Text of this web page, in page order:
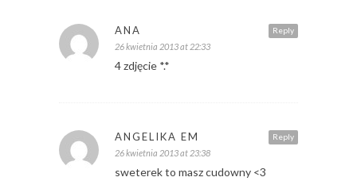
Reply
ANA
26 kwietnia 2013 at 22:33
4 zdjęcie *.*
Reply
ANGELIKA EM
26 kwietnia 2013 at 23:38
sweterek to masz cudowny <3